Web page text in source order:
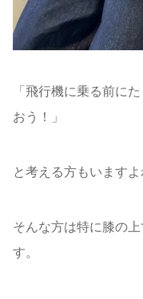
「飛行機に乗る前に
おう！」
と考える方もいますよ
そんな方は特に膝の
す。